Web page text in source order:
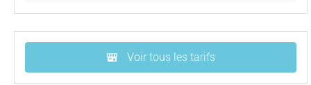
Voir tous les tarifs